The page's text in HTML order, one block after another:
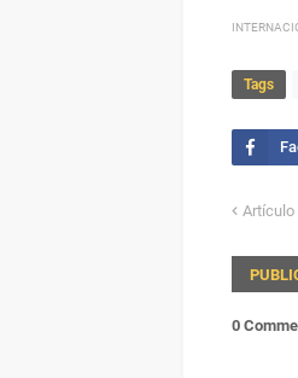
Tags
Artículo
0